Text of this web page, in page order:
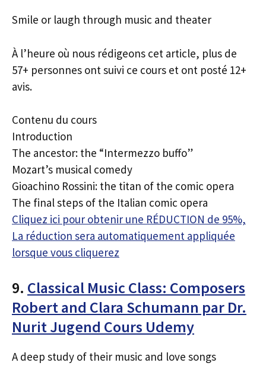
Smile or laugh through music and theater
À l’heure où nous rédigeons cet article, plus de
57+ personnes ont suivi ce cours et ont posté 12+
avis.
Contenu du cours
Introduction
The ancestor: the “Intermezzo buffo”
Mozart’s musical comedy
Gioachino Rossini: the titan of the comic opera
The final steps of the Italian comic opera
Cliquez ici pour obtenir une RÉDUCTION de 95%,
La réduction sera automatiquement appliquée
lorsque vous cliquerez
9. Classical Music Class: Composers
Robert and Clara Schumann par Dr.
Nurit Jugend Cours Udemy
A deep study of their music and love songs